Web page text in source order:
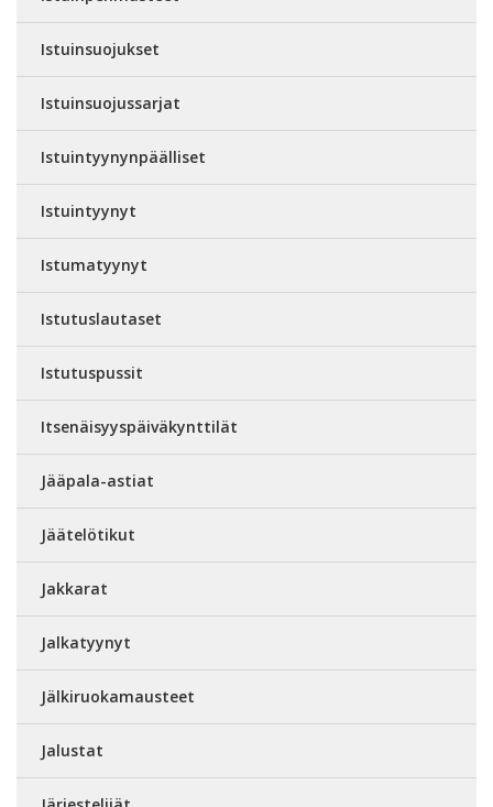
Istuinsuojukset
Istuinsuojussarjat
Istuintyynynpäälliset
Istuintyynyt
Istumatyynyt
Istutuslautaset
Istutuspussit
Itsenäisyyspäiväkynttilät
Jääpala-astiat
Jäätelötikut
Jakkarat
Jalkatyynyt
Jälkiruokamausteet
Jalustat